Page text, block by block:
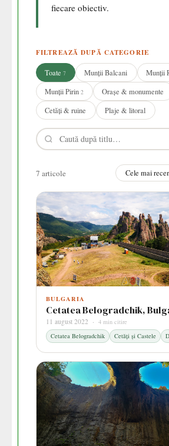
fiecare obiectiv.
FILTREAZĂ DUPĂ CATEGORIE
Toate 7 Munții Balcani Munții
Munții Pirin 2
Orașe & monumente
Cetăți & ruine
Plaje & litoral
7 articole
BULGARIA
Cetatea Belogradchik,
11 august 2022 · 4 min citire
Cetatea Belogradchik
Cetăți și Castele